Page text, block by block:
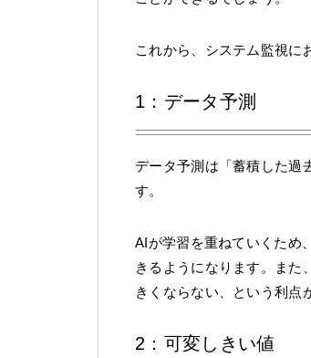
これから、システム監視に
1：データ予測
データ予測は「蓄積した過
す。
AIが学習を重ねていくため
きるようになります。また
きくならない、という利点
2：可変しきい値